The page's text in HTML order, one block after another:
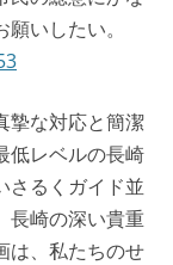
いしたい。
摯な対応と簡潔
低レベルの長崎
さるくガイド並
長崎の深い貴重
は、私たちのせ